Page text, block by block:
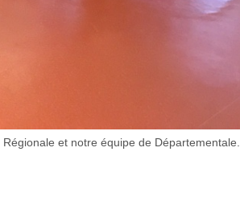
et notre équipe de Départementale.